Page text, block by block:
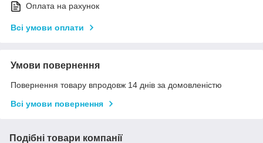
Оплата на рахунок
Всі умови оплати
Умови повернення
Повернення товару впродовж 14 днів за домовленістю
Всі умови повернення
Подібні товари компанії